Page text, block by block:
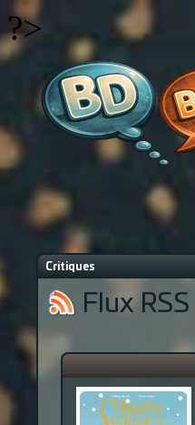
?>
Critiques
Flux RSS